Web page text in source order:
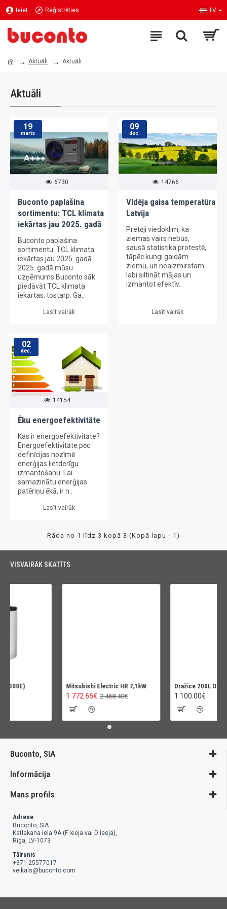
Ieiet Reģistrēties LV
Aktuāli Aktuāli
Aktuāli
19
marts
6730
Buconto paplašina
sortimentu: TCL klimata
iekārtas jau 2025. gadā
Buconto paplašina
sortimentu: TCL klimata
iekārtas jau 2025. gadā
2025. gadā mūsu
uzņēmums Buconto sāk
piedāvāt TCL klimata
iekārtas, tostarp: Ga..
Lasīt vairāk
09
dec.
14766
Vidēja gaisa temperatūra
Latvija
Pretēji viedoklim, ka
ziemas vairs nebūs,
sausā statistika protestē,
tāpēc kungi gaidām
ziemu, un neaizmirstam
labi siltināt mājas un
izmantot efektīv..
Lasīt vairāk
02
dec.
14154
Ēku energoefektivitāte
Kas ir energoefektivitāte?
Energoefektivitāte pēc
definīcijas nozīmē
enerģijas lietderīgu
izmantošanu. Lai
samazinātu enerģijas
patēriņu ēkā, ir n..
Lasīt vairāk
Rāda no 1 līdz 3 kopā 3 (Kopā lapu - 1)
VISVAIRĀK SKATĪTS
Mitsubishi Electric HR 7,1kW
1 772.65€ 2 468.40€
Dražice 200L
1 100.00€
Buconto, SIA
Informācija
Mans profils
Adrese
Buconto, SIA
Katlakana iela 9A (F ieeja vai D ieeja),
Rīga, LV-1073
Tālrunis
+371 25577017
veikals@buconto.com